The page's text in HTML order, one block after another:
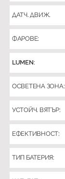
ДАТЧ. ДВИЖ.
ФАРОВЕ:
LUMEN:
ОСВЕТЕНА ЗОНА:
УСТОЙЧ. ВЯТЪР:
ЕФЕКТИВНОСТ:
ТИП БАТЕРИЯ: